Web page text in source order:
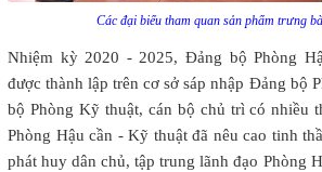
Các đại biểu tham quan sản phẩm trưng
Nhiệm kỳ 2020 - 2025, Đảng bộ Phòng
được thành lập trên cơ sở sáp nhập Đảng bộ
bộ Phòng Kỹ thuật, cán bộ chủ trì có nhiều
Phòng Hậu cần - Kỹ thuật đã nêu cao tinh
phát huy dân chủ, tập trung lãnh đạo Phòng